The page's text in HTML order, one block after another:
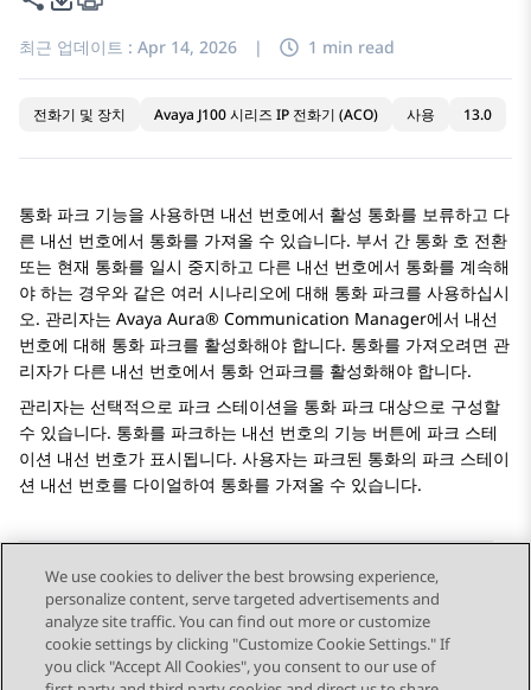
최근 업데이트 : Apr 14, 2026 | 1 min read
전화기 및 장치 Avaya J100 시리즈 IP 전화기 (ACO) 사용 13.0
통화 파크 기능을 사용하면 내선 번호에서 활성 통화를 보류하고 다
른 내선 번호에서 통화를 가져올 수 있습니다. 부서 간 통화 호 전환
또는 현재 통화를 일시 중지하고 다른 내선 번호에서 통화를 계속해
야 하는 경우와 같은 여러 시나리오에 대해 통화 파크를 사용하십시
오. 관리자는 Avaya Aura® Communication Manager에서 내선
번호에 대해 통화 파크를 활성화해야 합니다. 통화를 가져오려면 관
리자가 다른 내선 번호에서 통화 언파크를 활성화해야 합니다.
관리자는 선택적으로 파크 스테이션을 통화 파크 대상으로 구성할
수 있습니다. 통화를 파크하는 내선 번호의 기능 버튼에 파크 스테
이션 내선 번호가 표시됩니다. 사용자는 파크된 통화의 파크 스테이
션 내선 번호를 다이얼하여 통화를 가져올 수 있습니다.
Send Feedback
We use cookies to deliver the best browsing experience,
personalize content, serve targeted advertisements and
analyze site traffic. You can find out more or customize
cookie settings by clicking "Customize Cookie Settings." If
you click "Accept All Cookies", you consent to our use of